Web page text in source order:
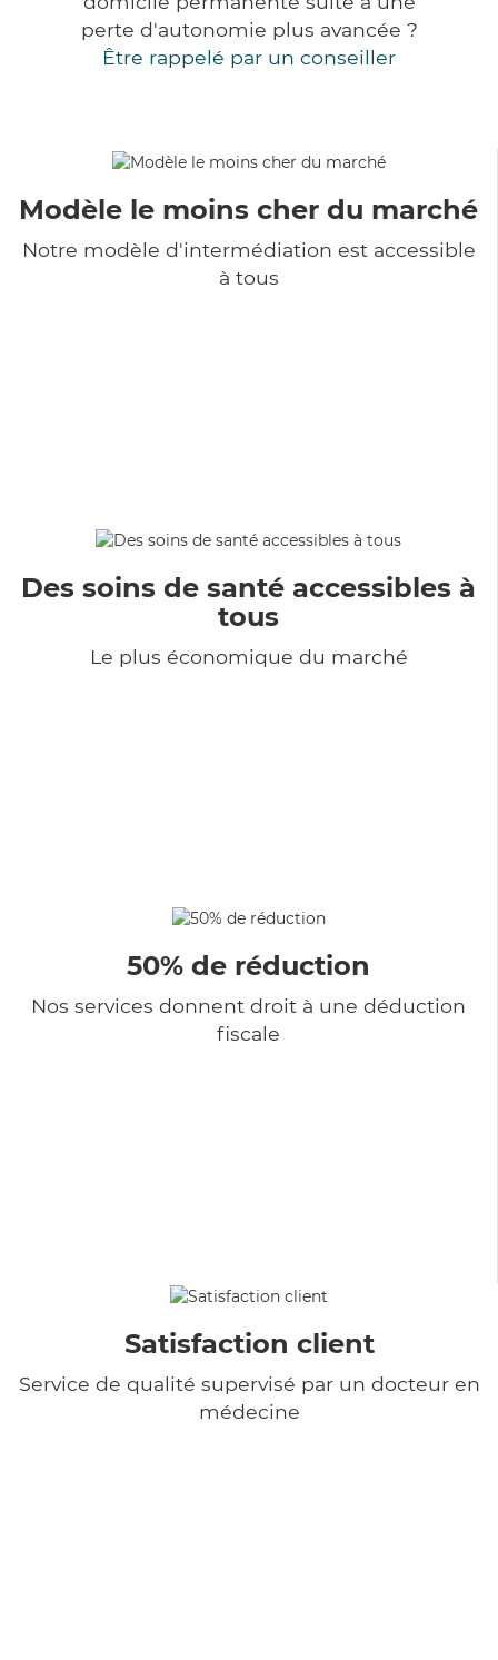
perte d'autonomie plus avancée ?
Être rappelé par un conseiller
Modèle le moins cher du marché
Notre modèle d'intermédiation est accessible
à tous
Des soins de santé accessibles à
tous
Le plus économique du marché
50% de réduction
Nos services donnent droit à une déduction
fiscale
Satisfaction client
Service de qualité supervisé par un docteur en
médecine